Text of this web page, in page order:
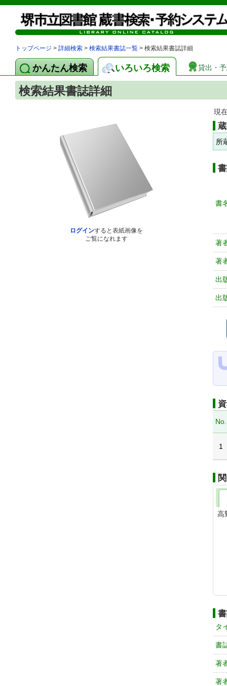
トップページ > 詳細検索 > 検索結果書誌一覧 > 検索結果書誌詳細
かんたん検索 いろいろ検索 貸出・
検索結果書誌詳細
ログインすると表紙画像を
ご覧になれます
現
所
書
著
著
出
出
No.
1
高
タ
書
著
著